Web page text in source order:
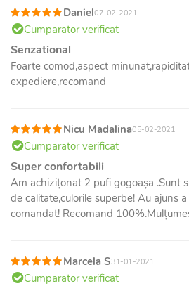
Daniel07-02-2021
Cumparator verificat
Senzational
Foarte comod,aspect
expediere,recomand
Nicu Madalina05-02-2021
Cumparator verificat
Super confortabili
Am achizițonat 2 pufi gogoașa .Sunt
de calitate,culorile superbe! Au ajuns
comandat! Recomand
Marcela S31-01-2021
Cumparator verificat